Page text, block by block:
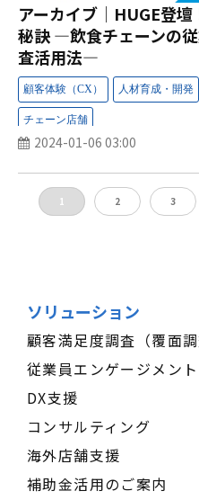
アーカイブ│HUGE登壇
秘訣 ―飲食チェーンの
査活用法―
2024-01-06 03:00
1 2 3
ソリューション
顧客満足度調査（覆面調
従業員エンゲージメント
DX支援
コンサルティング
海外店舗支援
補助金活用のご案内